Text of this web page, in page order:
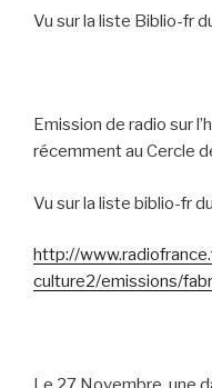
Vu sur la liste Biblio-fr
Emission de radio sur
récemment au Cercle
Vu sur la liste biblio-fr
http://
culture2/emissions/